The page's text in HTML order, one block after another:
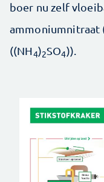
boer nu zelf
ammoniumnitraat
((NH4)2SO4)).